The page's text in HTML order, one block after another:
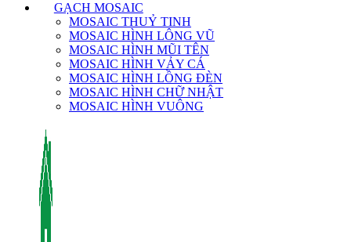
GẠCH MOSAIC
MOSAIC THUỶ TINH
MOSAIC HÌNH LÔNG VŨ
MOSAIC HÌNH MŨI TÊN
MOSAIC HÌNH VẢY CÁ
MOSAIC HÌNH LỒNG ĐÈN
MOSAIC HÌNH CHỮ NHẬT
MOSAIC HÌNH VUÔNG